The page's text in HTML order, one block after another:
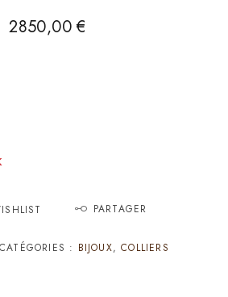
2850,00€
PARTAGER
CATÉGORIES : BIJOUX,COLLIERS